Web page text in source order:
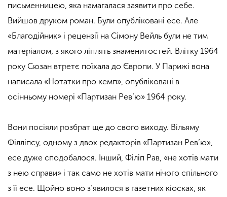
письменницею, яка намагалася заявити про себе.
Вийшов друком роман. Були опубліковані есе. Але
«Благодійник» і рецензії на Сімону Вейль були не тим
матеріалом, з якого ліплять знаменитостей. Влітку 1964
року Сюзан втретє поїхала до Європи. У Парижі вона
написала «Нотатки про кемп», опубліковані в
осінньому номері «Партизан Рев’ю» 1964 року.
Вони посіяли розбрат ще до свого виходу. Вільяму
Філліпсу, одному з двох редакторів «Партизан Рев’ю»,
есе дуже сподобалося. Інший, Філіп Рав, «не хотів мати
з нею справи» і так само не хотів мати нічого спільного
з її есе. Щойно воно з’явилося в газетних кіосках, як